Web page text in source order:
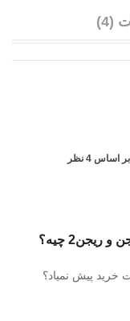
(4)
بر اساس 4 نظر
پیش نمیاد؟